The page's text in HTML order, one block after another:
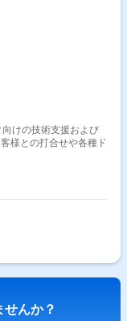
けの技術支援および
様との打合せや各種ド
んか？